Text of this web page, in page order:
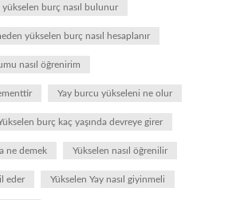
yükselen burç nasıl bulunur
yükselen burç nasıl hesaplanır
nasıl öğrenirim
Yay burcu yükseleni ne olur
burç kaç yaşında devreye girer
ne demek Yükselen nasıl öğrenilir
eder Yükselen Yay nasıl giyinmeli